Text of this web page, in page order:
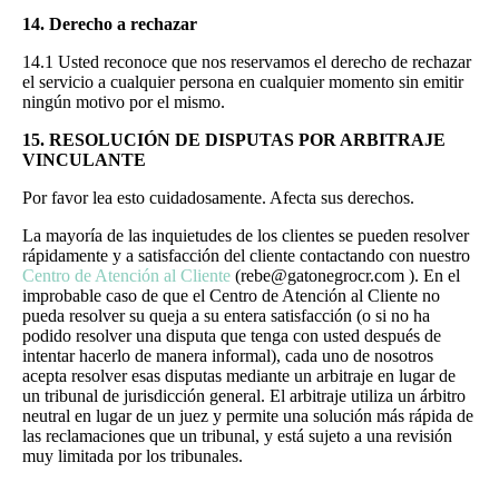
14. Derecho a rechazar
14.1 Usted reconoce que nos reservamos el derecho de rechazar
el servicio a cualquier persona en cualquier momento sin emitir
ningún motivo por el mismo.
15. RESOLUCIÓN DE DISPUTAS POR ARBITRAJE
VINCULANTE
Por favor lea esto cuidadosamente. Afecta sus derechos.
La mayoría de las inquietudes de los clientes se pueden resolver
rápidamente y a satisfacción del cliente contactando con nuestro
Centro de Atención al Cliente (rebe@gatonegrocr.com ). En el
improbable caso de que el Centro de Atención al Cliente no
pueda resolver su queja a su entera satisfacción (o si no ha
podido resolver una disputa que tenga con usted después de
intentar hacerlo de manera informal), cada uno de nosotros
acepta resolver esas disputas mediante un arbitraje en lugar de
un tribunal de jurisdicción general. El arbitraje utiliza un árbitro
neutral en lugar de un juez y permite una solución más rápida de
las reclamaciones que un tribunal, y está sujeto a una revisión
muy limitada por los tribunales.